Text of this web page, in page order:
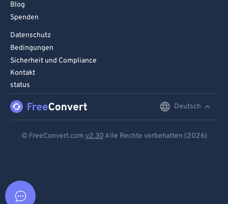
Blog
Spenden
Datenschutz
Bedingungen
Sicherheit und Compliance
Kontakt
status
Deutsch
© FreeConvert.com v2.30 Alle Rechte vorbehalten (2026)